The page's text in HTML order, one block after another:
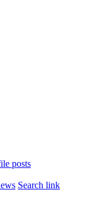
posts
Search link